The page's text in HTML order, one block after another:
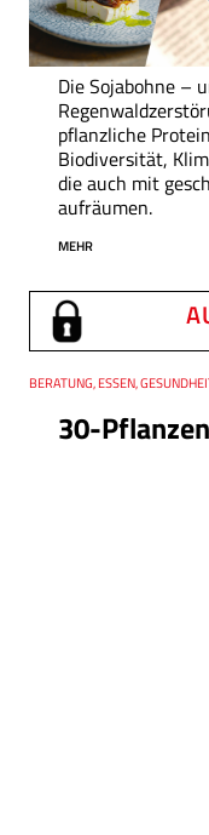
Die Sojabohne –
pflanzliche
Biodiversität,
die auch mit
aufräumen.
MEHR
30-
Thema
BERATUNG, ESSEN,